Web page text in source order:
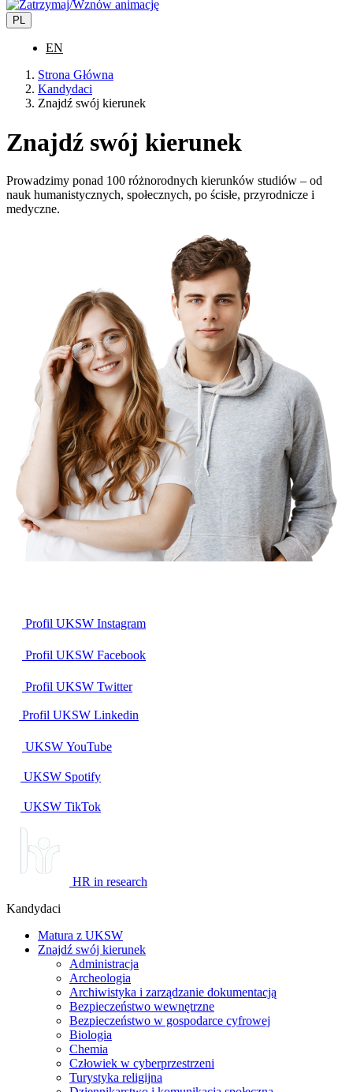
PL
EN
Strona Główna
Kandydaci
Znajdź swój kierunek
Znajdź swój kierunek
Prowadzimy ponad 100 różnorodnych kierunków studiów – od
nauk humanistycznych, społecznych, po ścisłe, przyrodnicze i
medyczne.
Profil UKSW Instagram
Profil UKSW Facebook
Profil UKSW Twitter
Profil UKSW Linkedin
UKSW YouTube
UKSW Spotify
UKSW TikTok
HR in research
Kandydaci
Matura z UKSW
Znajdź swój kierunek
Administracja
Archeologia
Archiwistyka i zarządzanie dokumentacją
Bezpieczeństwo wewnętrzne
Bezpieczeństwo w gospodarce cyfrowej
Biologia
Chemia
Człowiek w cyberprzestrzeni
Turystyka religijna